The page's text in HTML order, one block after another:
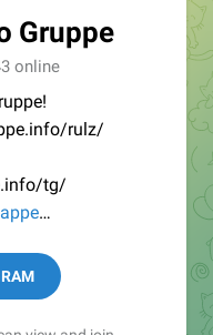
Gruppe
online
rulz/
tg/